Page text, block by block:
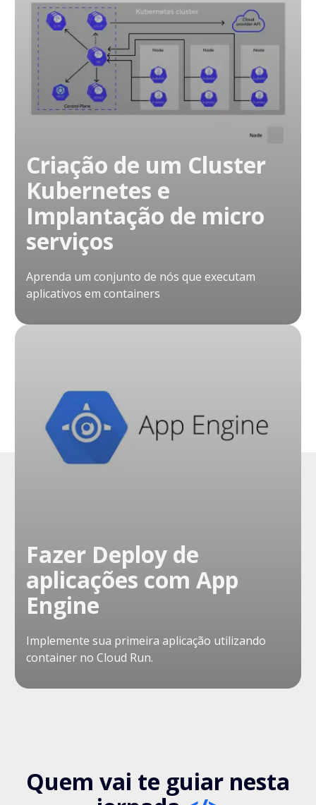
Criação de um Cluster
Kubernetes e
Implantação de micro
serviços
Aprenda um conjunto de nós que executam
aplicativos em containers
Fazer Deploy de
aplicações com App
Engine
Implemente sua primeira aplicação utilizando
container no Cloud Run.
Quem vai te guiar nesta